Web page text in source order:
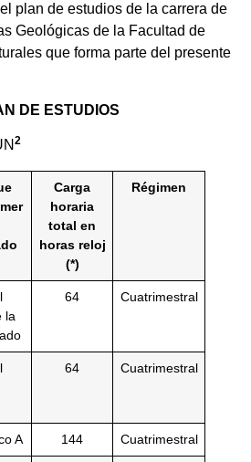
plan de estudios de la carrera de
Geológicas de la Facultad de
que forma parte del presente
DE ESTUDIOS
2
Carga
horaria
total en
horas reloj
(*)
Régimen
la
64 Cuatrimestral
64 Cuatrimestral
A 144 Cuatrimestral